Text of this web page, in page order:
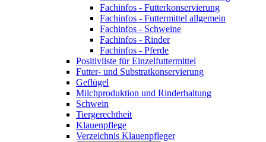
Fachinfos - Futterkonservierung
Fachinfos - Futtermittel allgemein
Fachinfos - Schweine
Fachinfos - Rinder
Fachinfos - Pferde
Positivliste für Einzelfuttermittel
Futter- und Substratkonservierung
Geflügel
Milchproduktion und Rinderhaltung
Schwein
Tiergerechtheit
Klauenpflege
Verzeichnis Klauenpfleger